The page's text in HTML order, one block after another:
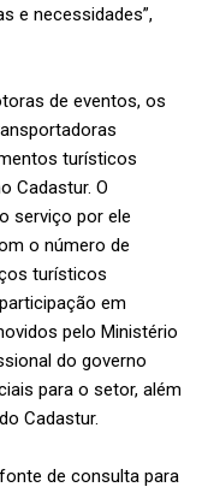
e necessidades”,
de eventos, os
turísticos
Cadastur. O
serviço por ele
o número de
turísticos
em
pelo Ministério
do governo
para o setor, além
Cadastur.
de consulta para